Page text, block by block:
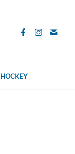
HOCKEY